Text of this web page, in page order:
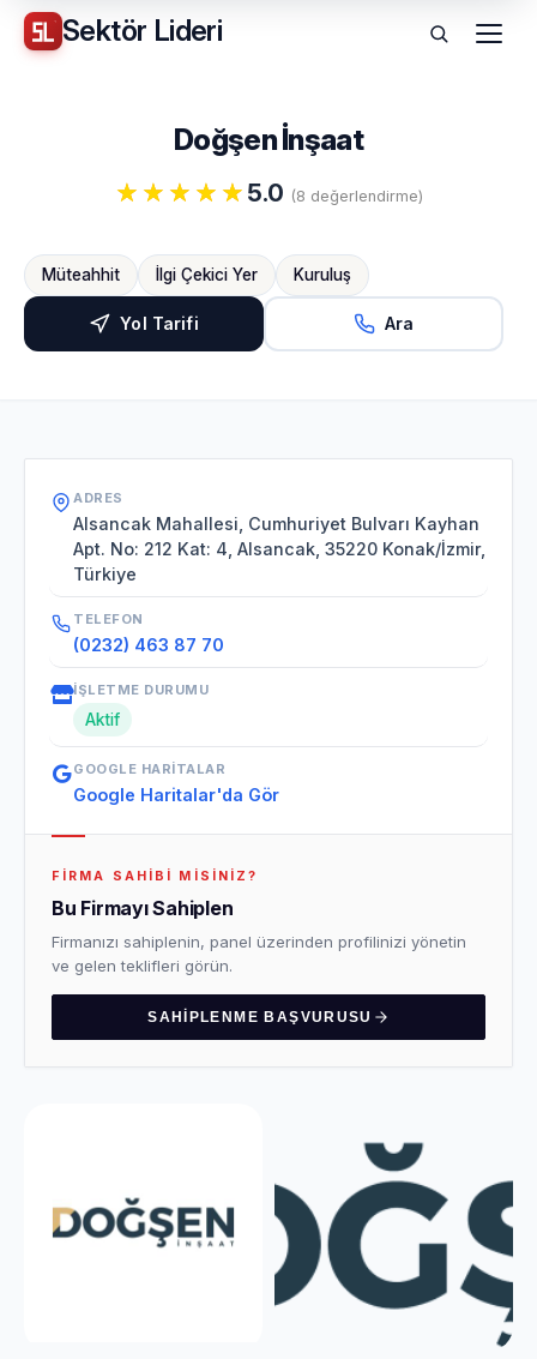
Sektör Lideri Menü
Doğşen İnşaat
5.0 (8 değerlendirme)
Müteahhit İlgi Çekici Yer Kuruluş
Yol Tarifi Ara
ADRES
Alsancak Mahallesi, Cumhuriyet Bulvarı Kayhan
Apt. No: 212 Kat: 4, Alsancak, 35220 Konak/İzmir,
Türkiye
TELEFON
(0232) 463 87 70
İŞLETME DURUMU
Aktif
GOOGLE HARITALAR
Google Haritalar'da Gör
FIRMA SAHIBI MISINIZ?
Bu Firmayı Sahiplen
Firmanızı sahiplenin, panel üzerinden profilinizi yönetin
ve gelen teklifleri görün.
SAHIPLENME BAŞVURUSU